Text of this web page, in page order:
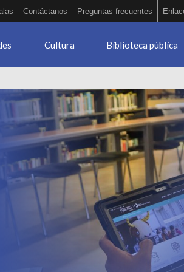
Contáctanos Preguntas frecuentes
Cultura Biblioteca pública